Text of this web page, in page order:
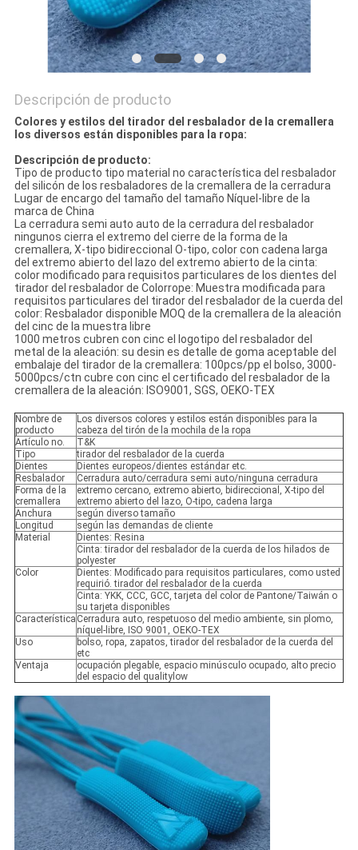
Descripción de producto
Colores y estilos del tirador del resbalador de la cremallera
los diversos están disponibles para la ropa:
Descripción de producto:
Tipo de producto tipo material no característica del resbalador
del silicón de los resbaladores de la cremallera de la cerradura
Lugar de encargo del tamaño del tamaño Níquel-libre de la
marca de China
La cerradura semi auto auto de la cerradura del resbalador
ningunos cierra el extremo del cierre de la forma de la
cremallera, X-tipo bidireccional O-tipo, color con cadena larga
del extremo abierto del lazo del extremo abierto de la cinta:
color modificado para requisitos particulares de los dientes del
tirador del resbalador de Colorrope: Muestra modificada para
requisitos particulares del tirador del resbalador de la cuerda del
color: Resbalador disponible MOQ de la cremallera de la aleación
del cinc de la muestra libre
1000 metros cubren con cinc el logotipo del resbalador del
metal de la aleación: su desin es detalle de goma aceptable del
embalaje del tirador de la cremallera: 100pcs/pp el bolso, 3000-
5000pcs/ctn cubre con cinc el certificado del resbalador de la
cremallera de la aleación: ISO9001, SGS, OEKO-TEX
Nombre de
producto
Los diversos colores y estilos están disponibles para la
cabeza del tirón de la mochila de la ropa
Artículo no.
T&K
Tipo
tirador del resbalador de la cuerda
Dientes
Dientes europeos/dientes estándar etc.
Resbalador
Cerradura auto/cerradura semi auto/ninguna cerradura
Forma de la
cremallera
extremo cercano, extremo abierto, bidireccional, X-tipo del
extremo abierto del lazo, O-tipo, cadena larga
Anchura
según diverso tamaño
Longitud
según las demandas de cliente
Material
Dientes: Resina
Cinta: tirador del resbalador de la cuerda de los hilados de
polyester
Color
Dientes: Modificado para requisitos particulares, como usted
requirió. tirador del resbalador de la cuerda
Cinta: YKK, CCC, GCC, tarjeta del color de Pantone/Taiwán o
su tarjeta disponibles
Característica Cerradura auto, respetuoso del medio ambiente, sin plomo,
níquel-libre, ISO 9001, OEKO-TEX
Uso
bolso, ropa, zapatos, tirador del resbalador de la cuerda del
etc
Ventaja
ocupación plegable, espacio minúsculo ocupado, alto precio
del espacio del qualitylow